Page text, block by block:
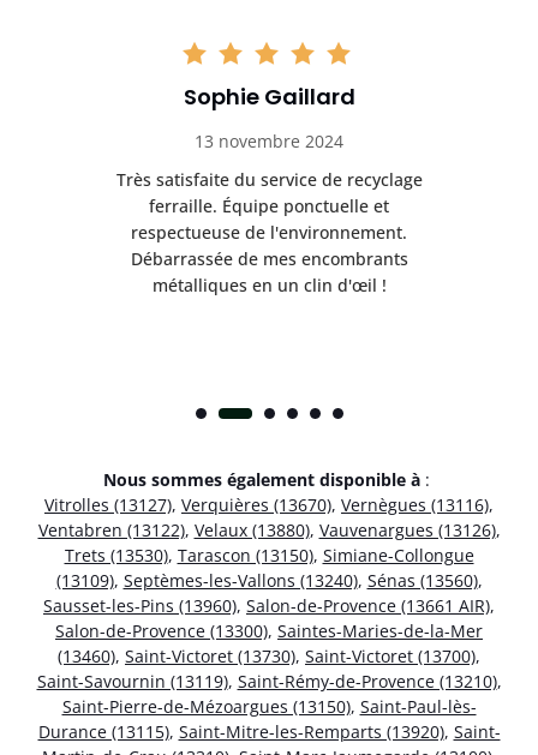
Sophie Gaillard
13 novembre 2024
Très satisfaite du service de recyclage
ferraille. Équipe ponctuelle et
respectueuse de l'environnement.
Débarrassée de mes encombrants
métalliques en un clin d'œil !
Nous sommes également disponible à :
Vitrolles (13127), Verquières (13670), Vernègues (13116),
Ventabren (13122), Velaux (13880), Vauvenargues (13126),
Trets (13530), Tarascon (13150), Simiane-Collongue
(13109), Septèmes-les-Vallons (13240), Sénas (13560),
Sausset-les-Pins (13960), Salon-de-Provence (13661 AIR),
Salon-de-Provence (13300), Saintes-Maries-de-la-Mer
(13460), Saint-Victoret (13730), Saint-Victoret (13700),
Saint-Savournin (13119), Saint-Rémy-de-Provence (13210),
Saint-Pierre-de-Mézoargues (13150), Saint-Paul-lès-
Durance (13115), Saint-Mitre-les-Remparts (13920), Saint-